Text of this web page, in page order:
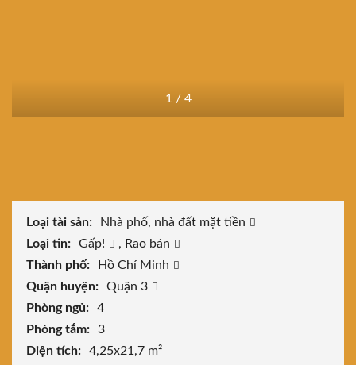
1 / 4
Loại tài sản:
Nhà phố, nhà đất mặt tiền
Loại tin:
Gấp! , Rao bán
Thành phố:
Hồ Chí Minh
Quận huyện:
Quận 3
Phòng ngủ:
4
Phòng tắm:
3
Diện tích:
4,25x21,7 m²